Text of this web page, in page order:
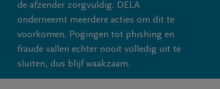
de afzender zorgvuldig. DELA
onderneemt meerdere acties om dit te
voorkomen. Pogingen tot phishing en
fraude vallen echter nooit volledig uit te
sluiten, dus blijf waakzaam.